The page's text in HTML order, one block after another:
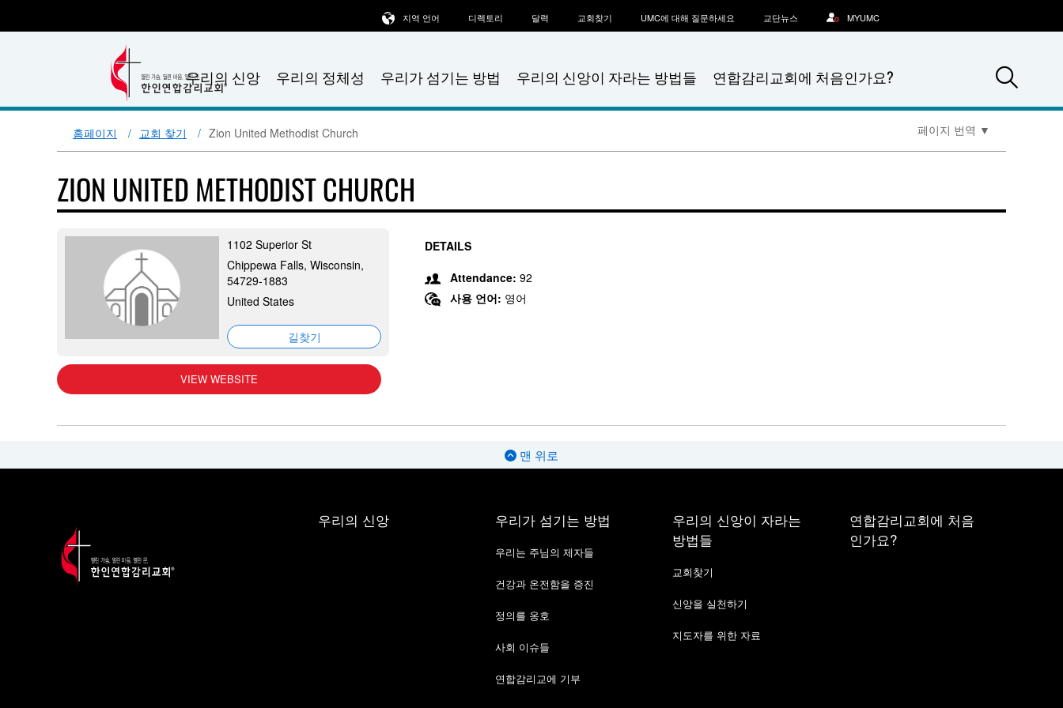
우리의 신앙 우리의 정체성 우리가 섬기는 방법 우리의 신앙이 자라는 방법들 연합감리교회에 처음인가요?
지역 언어 디렉토리 달력 교회찾기 UMC에 대해 질문하세요 교단뉴스 MYUMC
홈페이지 교회 찾기 Zion United Methodist Church 페이지 번역 ▼
ZION UNITED METHODIST CHURCH
1102 Superior St
Chippewa Falls, Wisconsin,
54729-1883
United States
길찾기
VIEW WEBSITE
DETAILS
Attendance: 92
사용 언어: 영어
맨 위로
우리의 신앙 우리가 섬기는 방법
우리는 주님의 제자들
건강과 온전함을 증진
정의를 옹호
사회 이슈들
연합감리교에 기부
우리의 신앙이 자라는
방법들
교회찾기
신앙을 실천하기
지도자를 위한 자료
연합감리교회에 처음
인가요?